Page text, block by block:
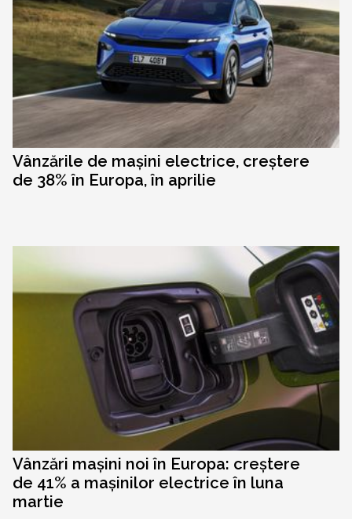
Vânzările de mașini electrice, creștere
de 38% în Europa, în aprilie
Vânzări mașini noi în Europa: creștere
de 41% a mașinilor electrice în luna
martie